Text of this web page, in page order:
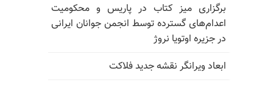
برگزاری میز کتاب در پاریس و محکومیت
اعدام‌های گسترده توسط انجمن جوانان ایرانی
در جزیره اوتویا نروژ
ابعاد ویرانگر نقشه جدید فلاکت